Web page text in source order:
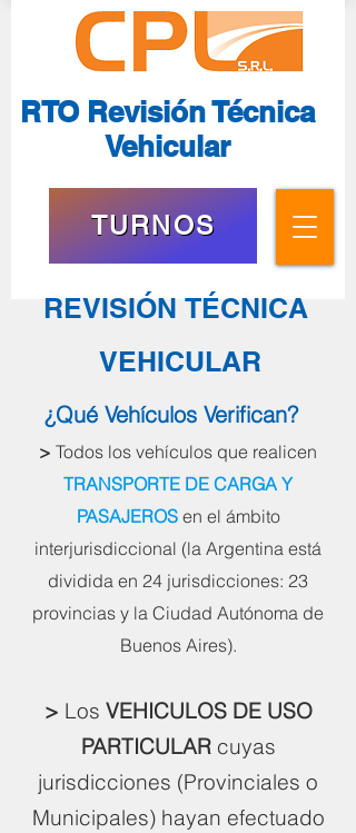
RTO Revisión Técnica
Vehicular
TURNOS
REVISIÓN TÉCNICA
VEHICULAR
¿Qué Vehículos Verifican?
> Todos los vehículos que realicen
TRANSPORTE DE CARGA Y
PASAJEROSen el ámbito
interjurisdiccional (la Argentina está
dividida en 24 jurisdicciones: 23
provincias y la Ciudad Autónoma de
Buenos Aires).
> Los VEHICULOS DE USO
PARTICULARcuyas
jurisdicciones (Provinciales o
Municipales) hayan efectuado